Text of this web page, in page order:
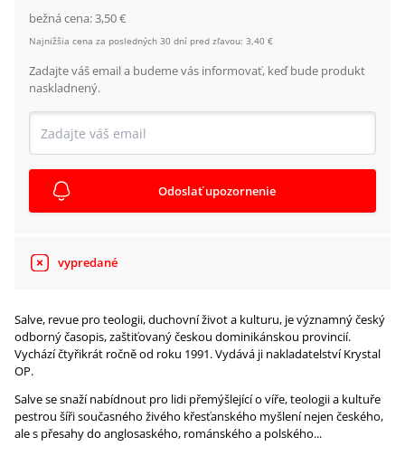
bežná cena:3,50 €
Najnižšia cena za posledných 30 dní pred zľavou: 3,40 €
Zadajte váš email a budeme vás informovať, keď bude produkt
naskladnený.
Odoslať upozornenie
vypredané
Salve, revue pro teologii, duchovní život a kulturu, je významný český
odborný časopis, zaštiťovaný českou dominikánskou provincií.
Vychází čtyřikrát ročně od roku 1991. Vydává ji nakladatelství Krystal
OP.
Salve se snaží nabídnout pro lidi přemýšlející o víře, teologii a kultuře
pestrou šíři současného živého křesťanského myšlení nejen českého,
ale s přesahy do anglosaského, románského a polského...